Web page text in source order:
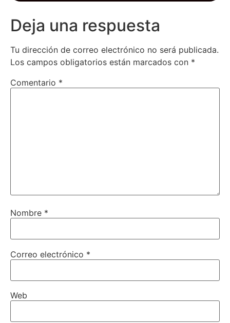
Deja una respuesta
Tu dirección de correo electrónico no será publicada.
Los campos obligatorios están marcados con *
Comentario *
Nombre *
Correo electrónico *
Web